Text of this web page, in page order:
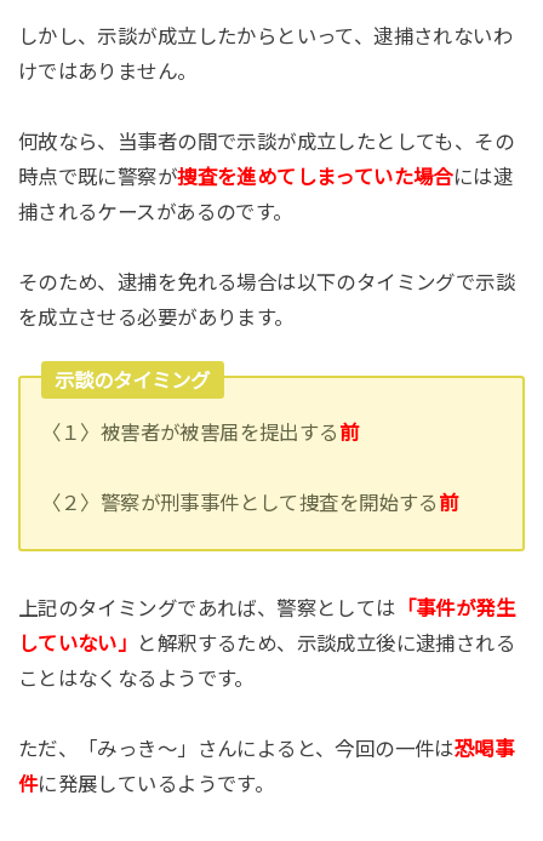
しかし、示談が成立したからといって、逮捕されないわ
けではありません。
何故なら、当事者の間で示談が成立したとしても、その
時点で既に警察が捜査を進めてしまっていた場合には逮
捕されるケースがあるのです。
そのため、逮捕を免れる場合は以下のタイミングで示談
を成立させる必要があります。
示談のタイミング
〈１〉被害者が被害届を提出する 前
〈２〉警察が刑事事件として捜査を開始する 前
上記のタイミングであれば、警察としては 「事件が発生
していない」
と解釈するため、示談成立後に逮捕される
ことはなくなるようです。
ただ、「みっき～」さんによると、今回の一件は恐喝事
件に発展しているようです。